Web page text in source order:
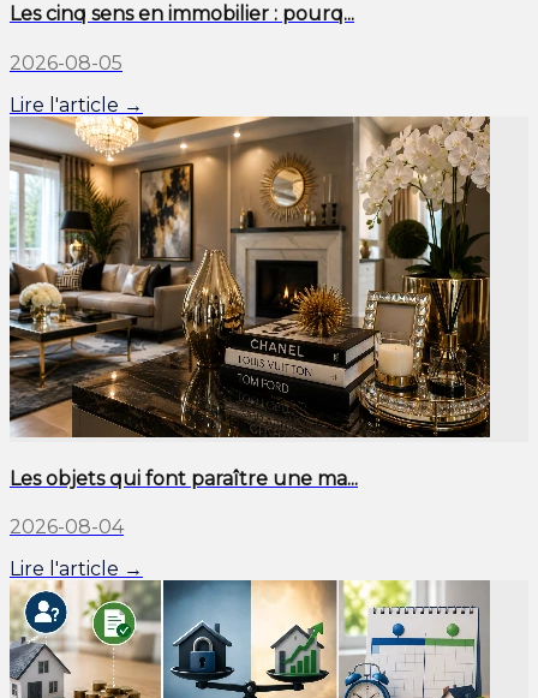
Les cinq sens en immobilier : pourq...
2026-08-05
Lire l'article →
Les objets qui font paraître une ma...
2026-08-04
Lire l'article →